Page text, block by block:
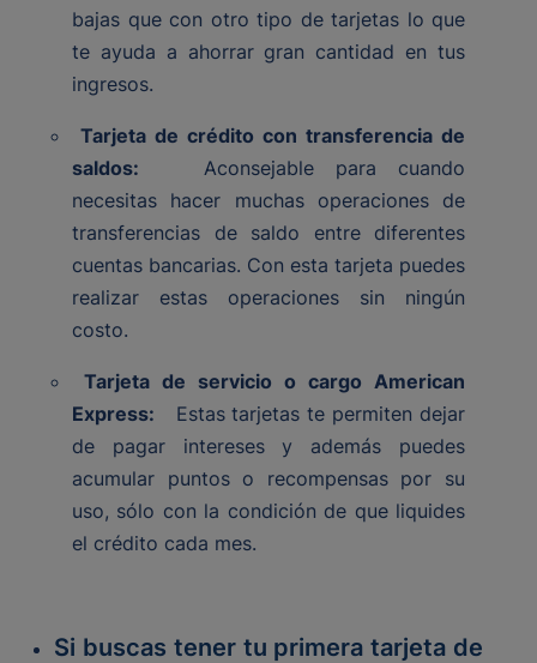
bajas que con otro tipo de tarjetas lo que
te ayuda a ahorrar gran cantidad en tus
ingresos.
Tarjeta de crédito con transferencia de
saldos:
Aconsejable para cuando
necesitas hacer muchas operaciones de
transferencias de saldo entre diferentes
cuentas bancarias. Con esta tarjeta puedes
realizar estas operaciones sin ningún
costo.
Tarjeta de servicio o cargo American
Express: Estas tarjetas te permiten dejar
de pagar intereses y además puedes
acumular puntos o recompensas por su
uso, sólo con la condición de que liquides
el crédito cada mes.
Si buscas tener tu primera tarjeta de